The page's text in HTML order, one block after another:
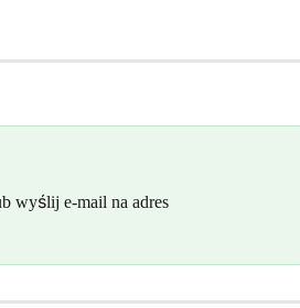
wyślij e-mail na adres